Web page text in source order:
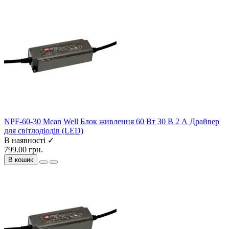
NPF-60-30 Mean Well Блок живлення 60 Вт 30 В 2 А Драйвер
для світлодіодів (LED)
В наявності ✓
799.00 грн.
В кошик